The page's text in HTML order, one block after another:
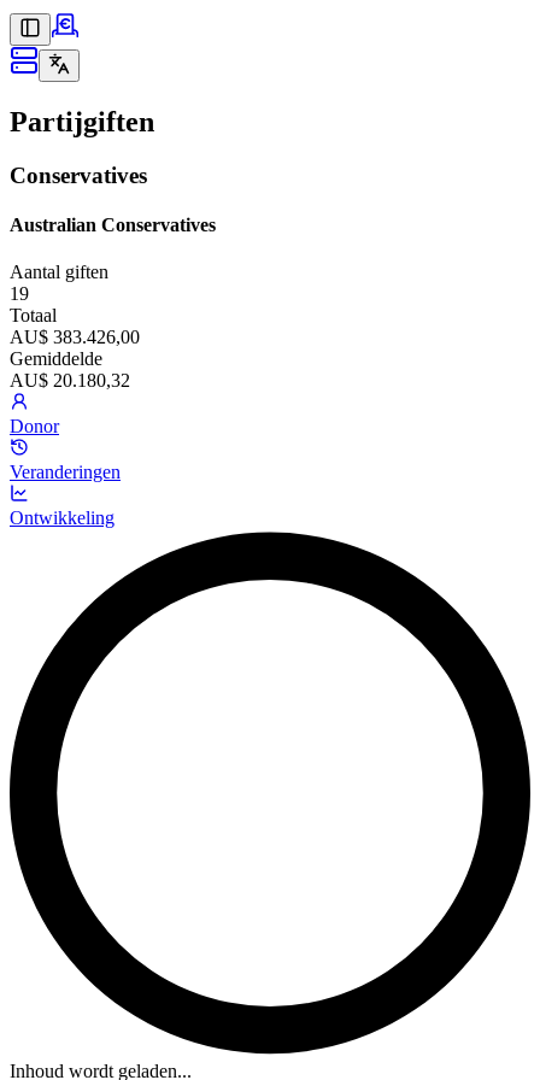
Partijgiften
Conservatives
Australian Conservatives
Aantal giften
19
Totaal
AU$ 383.426,00
Gemiddelde
AU$ 20.180,32
Donor
Veranderingen
Ontwikkeling
Inhoud wordt geladen...